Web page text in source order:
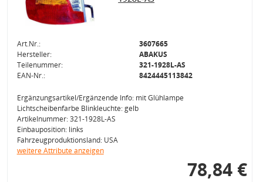
Art.Nr.:
3607665
Hersteller:
ABAKUS
Teilenummer:
321-1928L-AS
EAN-Nr.:
8424445113842
Ergänzungsartikel/Ergänzende Info: mit Glühlampe
Lichtscheibenfarbe Blinkleuchte: gelb
Artikelnummer: 321-1928L-AS
Einbauposition: links
Fahrzeugproduktionsland: USA
weitere Attribute anzeigen
78,84 €